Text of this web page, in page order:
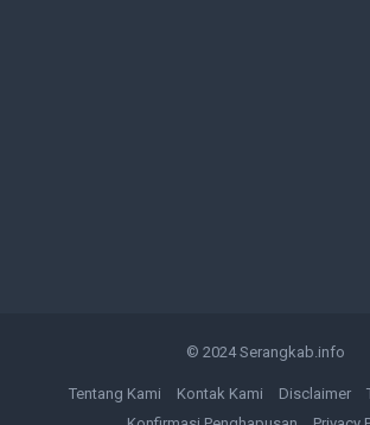
© 2024Serangkab.info
Tentang Kami Kontak Kami Disclaimer